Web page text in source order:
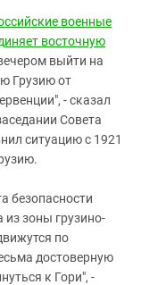
военные
восточную
выйти на
Грузию от
- сказал
Совета
ситуацию с 1921
безопасности
из зоны грузино-
по
достоверную
к Гори", -